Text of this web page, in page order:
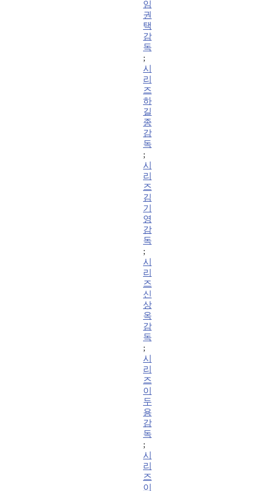
임
권
택
감
독
;
시
리
즈
하
길
종
감
독
;
시
리
즈
김
기
영
감
독
;
시
리
즈
신
상
옥
감
독
;
시
리
즈
이
두
용
감
독
;
시
리
즈
이